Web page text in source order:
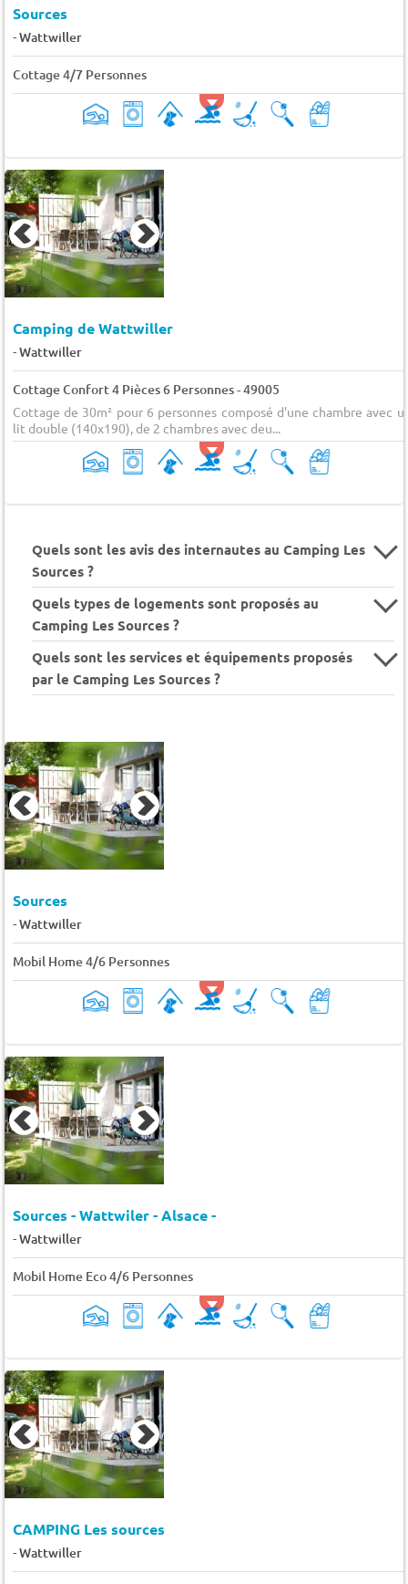
Sources
-Wattwiller
Cottage 4/7 Personnes
Camping de Wattwiller
-Wattwiller
Cottage Confort 4 Pièces 6 Personnes - 49005
Cottage de 30m² pour 6 personnes composé d'une chambre avec
lit double (140x190), de 2 chambres avec deu...
Quels sont les avis des internautes au Camping Les
Sources ?
Quels types de logements sont proposés au
Camping Les Sources ?
Quels sont les services et équipements proposés
par le Camping Les Sources ?
Sources
-Wattwiller
Mobil Home 4/6 Personnes
Sources - Wattwiler - Alsace -
-Wattwiller
Mobil Home Eco 4/6 Personnes
CAMPING Les sources
-Wattwiller